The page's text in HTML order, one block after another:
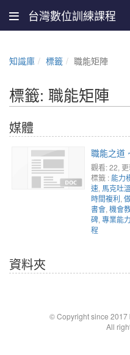
台灣數位訓練課程
知識庫 標籤 職能矩陣
標籤: 職能矩陣
媒體
職能之道
觀看: 22,
標籤 : 能力
速, 馬克吐溫
時間複利,
書會, 機會
碑, 專業能
程
資料夾
© Copyright since 2017
All